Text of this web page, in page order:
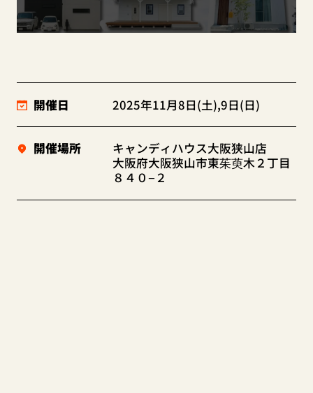
開催日 2025年11月8日(土),9日(日)
開催場所
キャンディハウス大阪狭山店
大阪府大阪狭山市東茱萸木２丁目
８４０−２